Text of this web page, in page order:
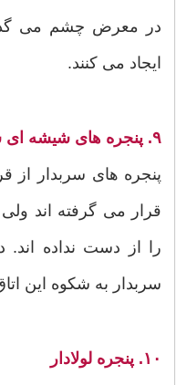
در معرض چشم می
ایجاد می کنند.
۹. پنجره های شیشه ای سربدار
پنجره های سربدار از
قرار می گرفته اند
را از دست نداده
سربدار به شکوه این
۱۰. پنجره لولادار